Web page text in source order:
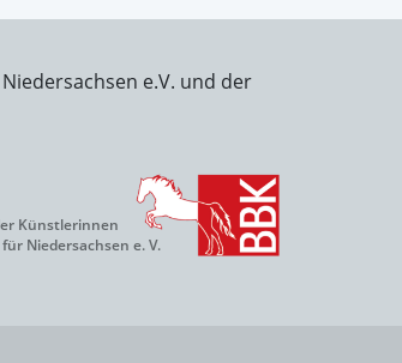
e.V. und der
Künstlerinnen
Niedersachsen e. V.